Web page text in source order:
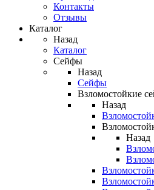
Контакты
Отзывы
Каталог
Назад
Каталог
Сейфы
Назад
Сейфы
Взломостойкие
Назад
Назад